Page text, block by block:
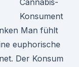
Cannabis-
Konsument
Man fühlt
euphorische
Der Konsum